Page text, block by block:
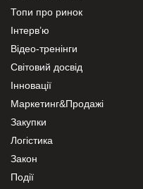
Топи про ринок
Інтерв’ю
Відео-тренінги
Світовий досвід
Інновації
Маркетинг&Продажі
Закупки
Логістика
Закон
Події